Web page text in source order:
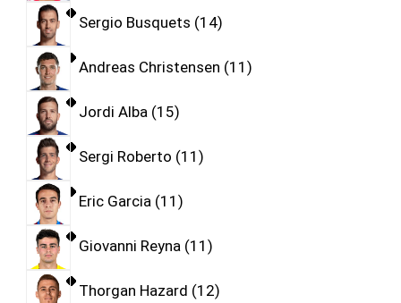
Sergio Busquets 14
Andreas Christensen 11
Jordi Alba 15
Sergi Roberto 11
Eric Garcia 11
Giovanni Reyna 11
Thorgan Hazard 12